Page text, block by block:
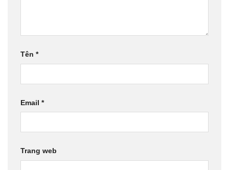
Tên *
Email *
Trang web